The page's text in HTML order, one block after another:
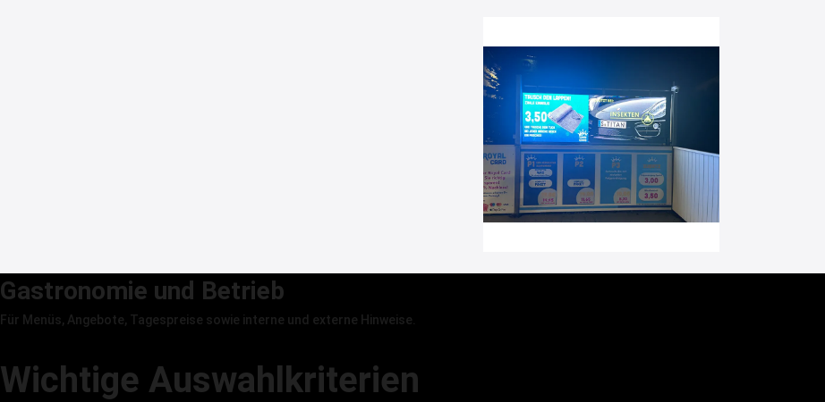
Gastronomie und Betrieb
Für Menüs, Angebote, Tagespreise sowie interne und externe Hinweise.
Wichtige Auswahlkriterien